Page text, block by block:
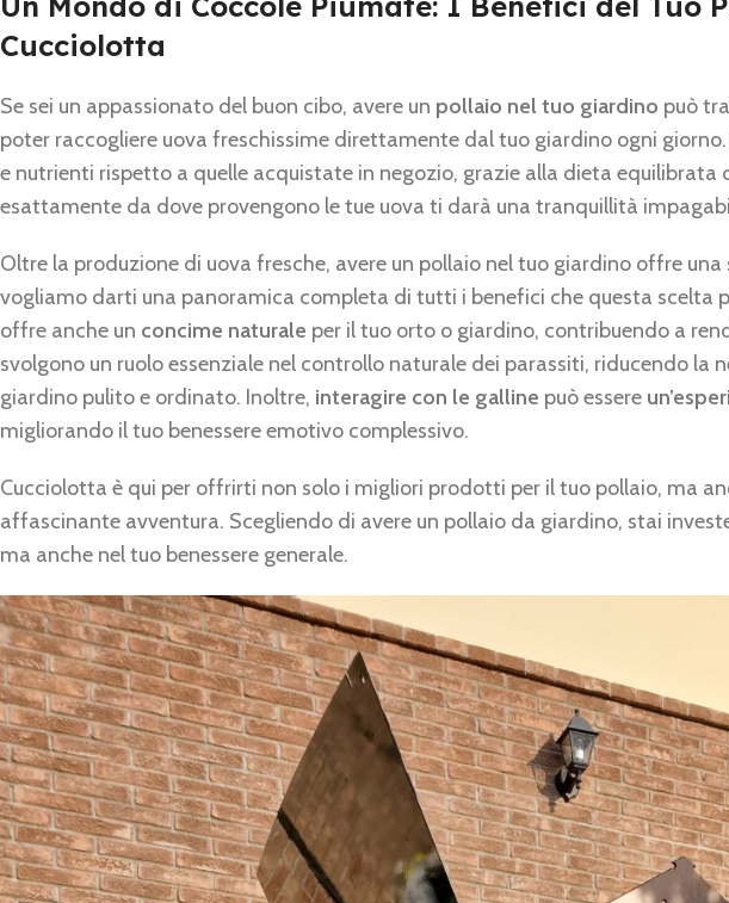
Cucciolotta
Se sei un appassionato del buon cibo, avere un pollaio nel tuo giardino può
poter raccogliere uova freschissime direttamente dal tuo giardino ogni
e nutrienti rispetto a quelle acquistate in negozio, grazie alla dieta equilibrata
esattamente da dove provengono le tue uova ti darà una tranquillità
Oltre la produzione di uova fresche, avere un pollaio nel tuo giardino offre una
vogliamo darti una panoramica completa di tutti i benefici che questa scelta
offre anche un concime naturale per il tuo orto o giardino, contribuendo a
svolgono un ruolo essenziale nel controllo naturale dei parassiti, riducendo
giardino pulito e ordinato. Inoltre, interagire con le galline può essere
migliorando il tuo benessere emotivo complessivo.
Cucciolotta è qui per offrirti non solo i migliori prodotti per il tuo pollaio, ma
affascinante avventura. Scegliendo di avere un pollaio da giardino, stai
ma anche nel tuo benessere generale.